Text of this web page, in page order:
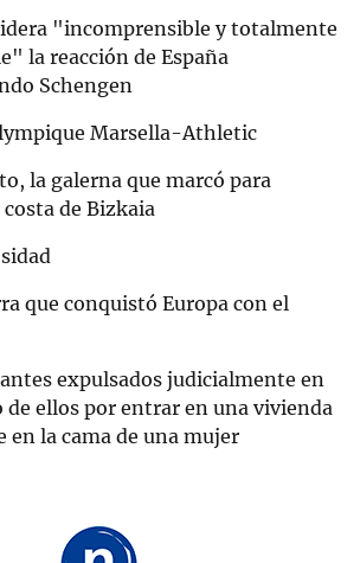
"incomprensible y totalmente
la reacción de España
Schengen
Marsella-Athletic
la galerna que marcó para
de Bizkaia
que conquistó Europa con el
expulsados judicialmente en
de ellos por entrar en una vivienda
en la cama de una mujer